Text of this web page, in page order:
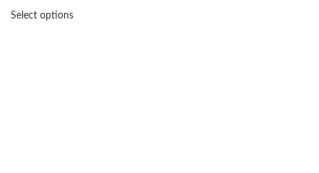
Select options